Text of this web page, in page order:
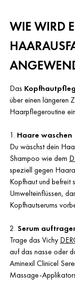
WIE WIRD
Das
über einen längeren
Haarpflegeroutine
Haare waschen
Du wäschst dein
Shampoo wie dem
speziell gegen
Kopfhaut und befreit
Umwelteinflüssen,
Kopfhautserums
Serum
Trage das Vichy
auf das nasse oder
Aminexil Clinicel
Massage-